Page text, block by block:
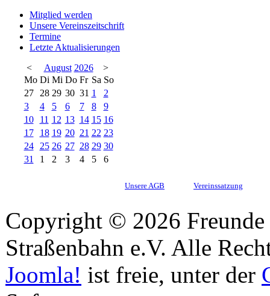
Mitglied werden
Unsere Vereinszeitschrift
Termine
Letzte Aktualisierungen
<
August 2026
>
Mo Di Mi Do Fr Sa So
27
28 29 30 31 1
2
3
4 5 6 7 8
9
10
11 12 13 14 15 16
17
18 19 20 21 22 23
24
25 26 27 28 29 30
31
1 2 3 4 5 6
Unsere AGB Vereinssatzung
Copyright © 2026
Straßenbahn e.V. Alle
Joomla! ist freie, unter der